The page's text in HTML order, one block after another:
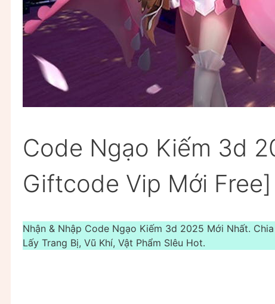
Code Ngạo Kiếm 3d
Giftcode Vip Mới Free]
Nhận & Nhập Code Ngạo Kiếm 3d 2025 Mới Nhất.
Lấy Trang Bị, Vũ Khí, Vật Phẩm SIêu Hot.